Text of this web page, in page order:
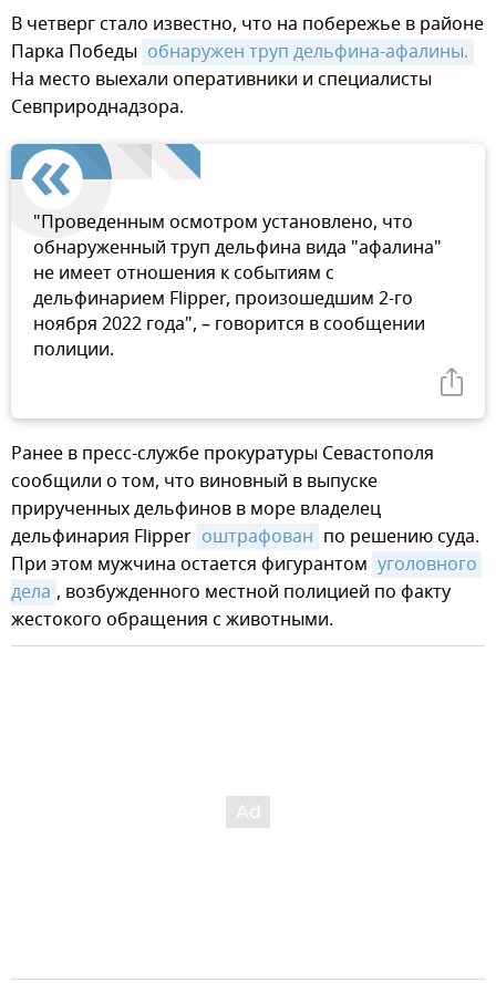
В четверг стало известно, что на побережье в районе
Парка Победы обнаружен труп дельфина-афалины.
На место выехали оперативники и специалисты
Севприроднадзора.
"Проведенным осмотром установлено, что
обнаруженный труп дельфина вида "афалина"
не имеет отношения к событиям с
дельфинарием Flipper, произошедшим 2-го
ноября 2022 года", – говорится в сообщении
полиции.
Ранее в пресс-службе прокуратуры Севастополя
сообщили о том, что виновный в выпуске
прирученных дельфинов в море владелец
дельфинария Flipper оштрафован по решению суда.
При этом мужчина остается фигурантом уголовного
дела , возбужденного местной полицией по факту
жестокого обращения с животными.